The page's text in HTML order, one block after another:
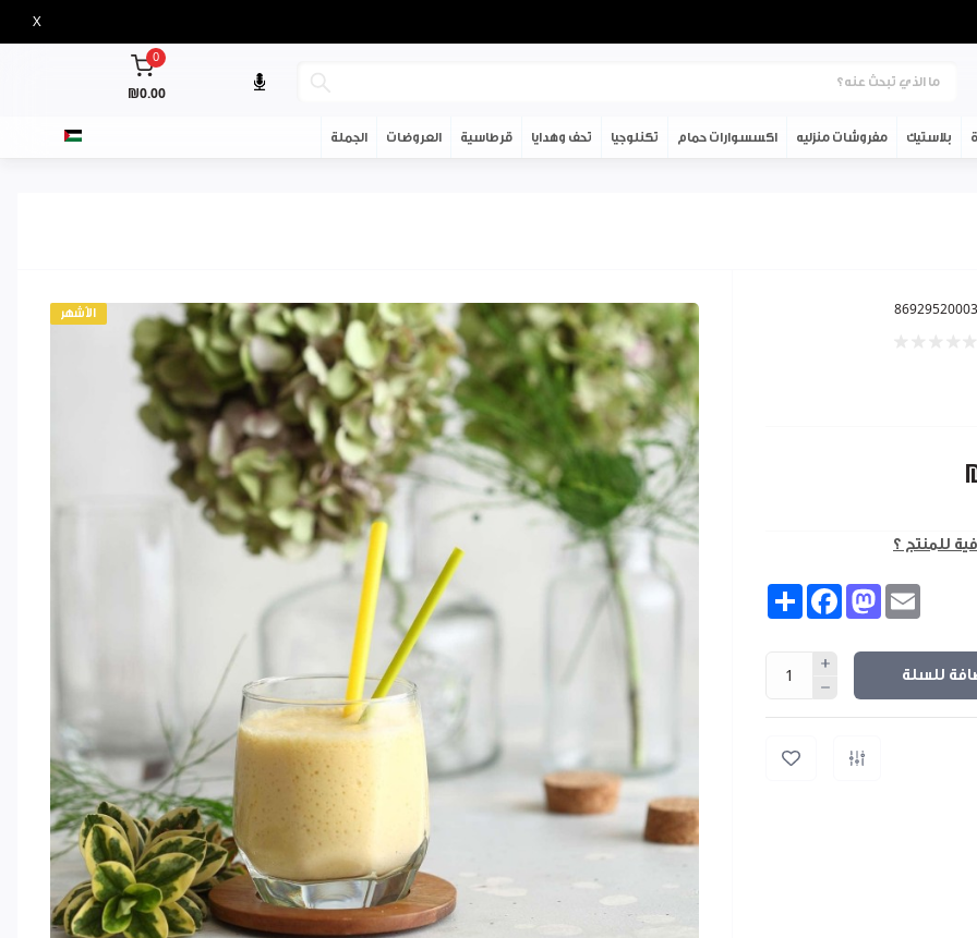
X
0
₪0.00
بلاستيك مفروشات منزليه اكسسوارات حمام تكنلوجيا تحف وهدايا قرطاسية العروضات الجملة
الأشهر
للمنتج ؟
Share FacebookMastodon
للسلة